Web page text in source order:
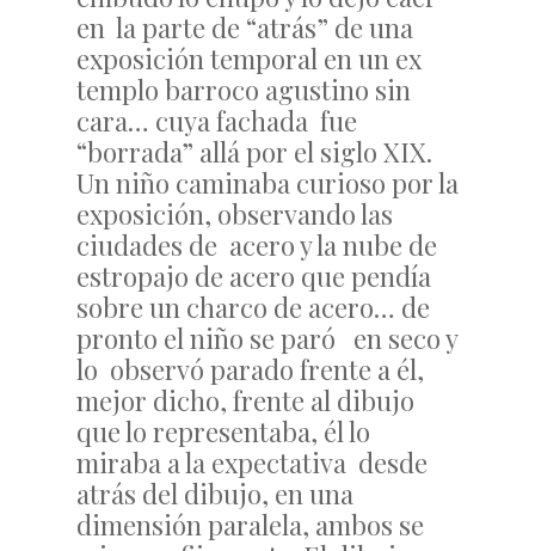
en la parte de “atrás” de una
exposición temporal en un ex
templo barroco agustino sin
cara… cuya fachada fue
“borrada” allá por el siglo XIX.
Un niño caminaba curioso por la
exposición, observando las
ciudades de acero y la nube de
estropajo de acero que pendía
sobre un charco de acero… de
pronto el niño se paró en seco y
lo observó parado frente a él,
mejor dicho, frente al dibujo
que lo representaba, él lo
miraba a la expectativa desde
atrás del dibujo, en una
dimensión paralela, ambos se